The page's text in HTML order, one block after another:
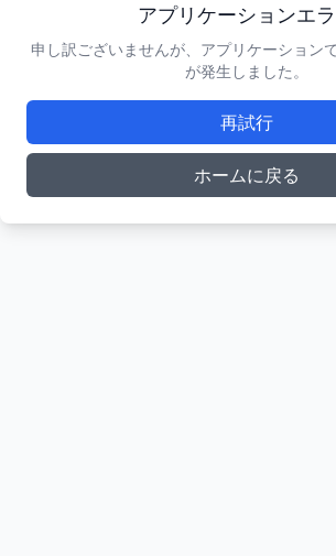
アプリケーションエ
申し訳ございませんが、アプリケーション
が発生しました。
再試行
ホームに戻る